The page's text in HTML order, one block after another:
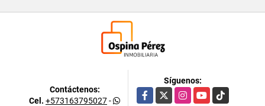
Contáctenos:
Cel. +573163795027-
Síguenos:
Facebook
X InstagramYouTubeTikTok